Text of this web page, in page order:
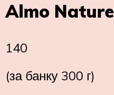
Almo Nature
140
(за банку 300 г)